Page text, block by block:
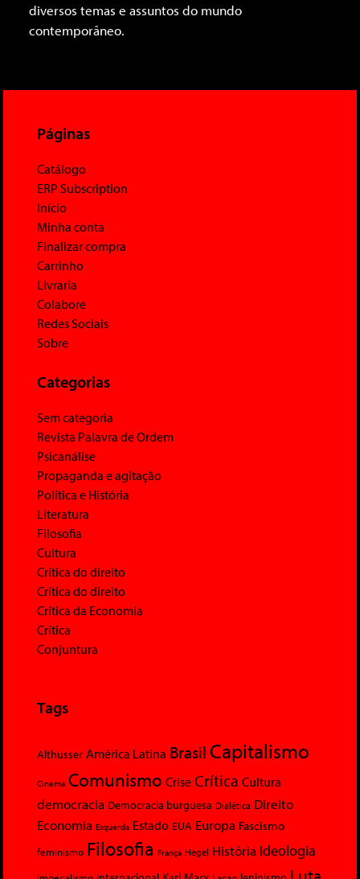
diversos temas e assuntos do mundo
contemporâneo.
Páginas
Catálogo
ERP Subscription
Início
Minha conta
Finalizar compra
Carrinho
Livraria
Colabore
Redes Sociais
Sobre
Categorias
Sem categoria
Revista Palavra de Ordem
Psicanálise
Propaganda e agitação
Política e História
Literatura
Filosofia
Cultura
Crítica do direito
Crítica do direito
Crítica da Economia
Crítica
Conjuntura
Tags
Althusser América Latina Brasil Capitalismo
Cinema Comunismo Crise Crítica Cultura
democracia Democracia burguesa Dialética Direito
Economia Esquerda Estado EUA Europa Fascismo
feminismo Filosofia França Hegel História Ideologia